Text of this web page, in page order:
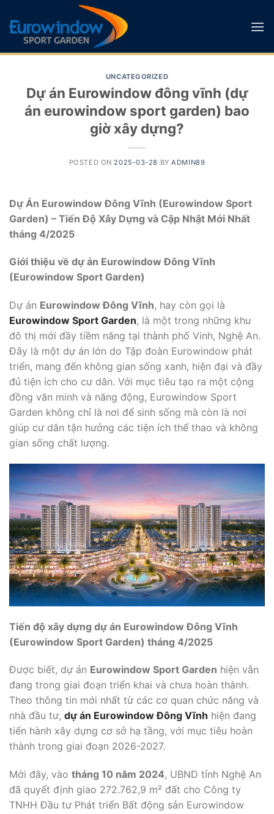
content
UNCATEGORIZED
Dự án Eurowindow đông vĩnh (dự
án eurowindow sport garden) bao
giờ xây dựng?
POSTED ON 2025-03-28 BYADMIN89
Dự Án Eurowindow Đông Vĩnh (Eurowindow Sport
Garden) – Tiến Độ Xây Dựng và Cập Nhật Mới Nhất
tháng 4/2025
Giới thiệu về dự án Eurowindow Đông Vĩnh
(Eurowindow Sport Garden)
Dự án Eurowindow Đông Vĩnh, hay còn gọi là
Eurowindow Sport Garden, là một trong những khu
đô thị mới đầy tiềm năng tại thành phố Vinh, Nghệ An.
Đây là một dự án lớn do Tập đoàn Eurowindow phát
triển, mang đến không gian sống xanh, hiện đại và đầy
đủ tiện ích cho cư dân. Với mục tiêu tạo ra một cộng
đồng văn minh và năng động, Eurowindow Sport
Garden không chỉ là nơi để sinh sống mà còn là nơi
giúp cư dân tận hưởng các tiện ích thể thao và không
gian sống chất lượng.
Tiến độ xây dựng dự án Eurowindow Đông Vĩnh
(Eurowindow Sport Garden) tháng 4/2025
Được biết, dự án Eurowindow Sport Garden hiện vẫn
đang trong giai đoạn triển khai và chưa hoàn thành.
Theo thông tin mới nhất từ các cơ quan chức năng và
nhà đầu tư, dự án Eurowindow Đông Vĩnh hiện đang
tiến hành xây dựng cơ sở hạ tầng, với mục tiêu hoàn
thành trong giai đoạn 2026-2027.
Mới đây, vào tháng 10 năm 2024, UBND tỉnh Nghệ An
đã quyết định giao 272.762,9 m² đất cho Công ty
TNHH Đầu tư Phát triển Bất động sản Eurowindow